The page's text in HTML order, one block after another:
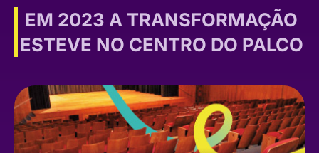
EM 2023 A TRANSFORMAÇÃO
ESTEVE NO CENTRO DO PALCO